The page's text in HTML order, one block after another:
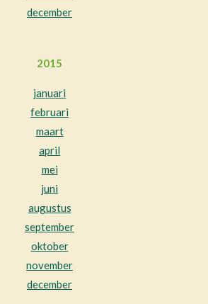
december
2015
januari
februari
maart
april
mei
juni
augustus
september
oktober
november
december